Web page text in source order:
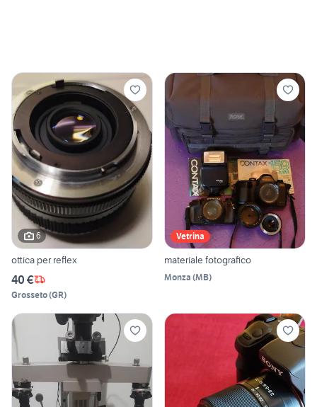
6
ottica per reflex
40 €
Grosseto(GR)
Vetrina
materiale fotografico
Monza (MB)